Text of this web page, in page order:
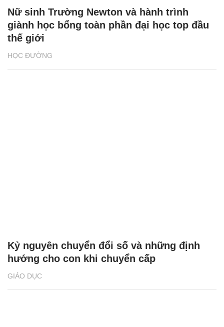
HỌC ĐƯỜNG
Nữ sinh Trường Newton và hành trình
giành học bổng toàn phần đại học top đầu
thế giới
GIÁO DỤC
Kỷ nguyên chuyển đổi số và những định
hướng cho con khi chuyển cấp